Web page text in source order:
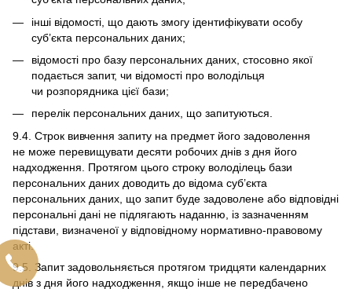
інші відомості, що дають змогу ідентифікувати особу
суб’єкта персональних даних;
відомості про базу персональних даних, стосовно якої
подається запит, чи відомості про володільця
чи розпорядника цієї бази;
перелік персональних даних, що запитуються.
9.4. Строк вивчення запиту на предмет його задоволення
не може перевищувати десяти робочих днів з дня його
надходження. Протягом цього строку володілець бази
персональних даних доводить до відома суб’єкта
персональних даних, що запит буде задоволене або відповідні
персональні дані не підлягають наданню, із зазначенням
підстави, визначеної у відповідному нормативно-правовому
акті.
9.5. Запит задовольняється протягом тридцяти календарних
днів з дня його надходження, якщо інше не передбачено